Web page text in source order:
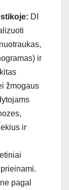
DI
ir
žmogaus
ir
pagal